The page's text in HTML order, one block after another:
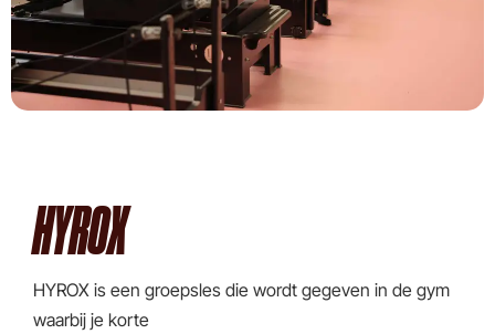
HYROX
HYROX is een groepsles die wordt gegeven in de gym
waarbij je korte